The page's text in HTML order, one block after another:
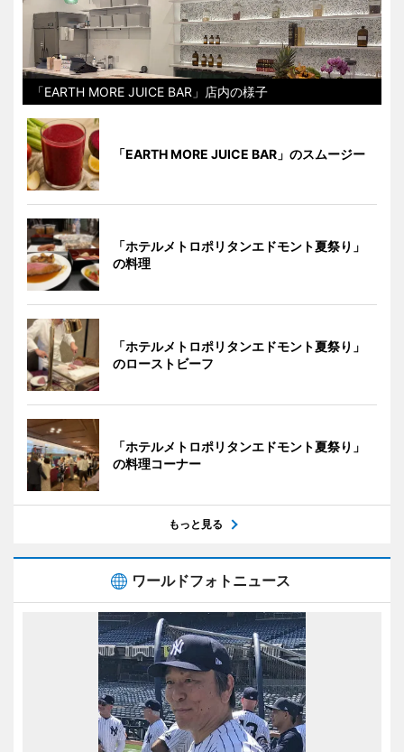
「EARTH MORE JUICE BAR」店内の様子
「EARTH MORE JUICE BAR」のスムージー
「ホテルメトロポリタンエドモント夏祭り」
の料理
「ホテルメトロポリタンエドモント夏祭り」
のローストビーフ
「ホテルメトロポリタンエドモント夏祭り」
の料理コーナー
もっと見る
ワールドフォトニュース